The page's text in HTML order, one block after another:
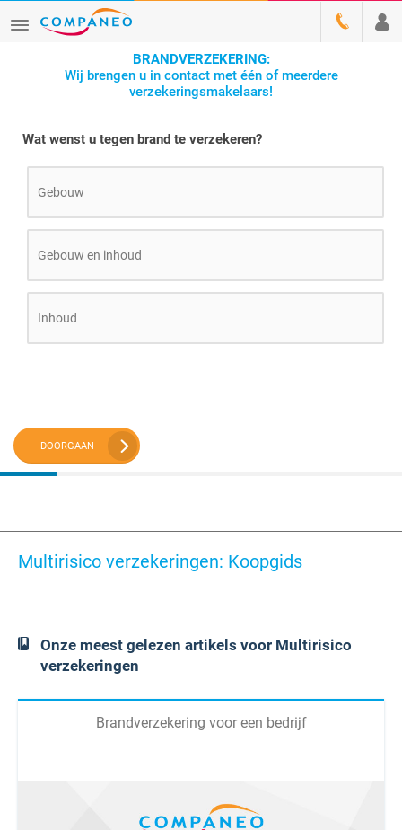
BRANDVERZEKERING:
Wij brengen u in contact met één of meerdere
verzekeringsmakelaars!
Wat wenst u tegen brand te verzekeren?
Gebouw
Gebouw en inhoud
Inhoud
DOORGAAN
Multirisico verzekeringen: Koopgids
Onze meest gelezen artikels voor Multirisico
verzekeringen
Brandverzekering voor een bedrijf